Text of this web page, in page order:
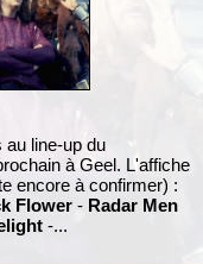
au line-up du
à Geel. L'affiche
encore à confirmer) :
Flower- Radar Men
-...